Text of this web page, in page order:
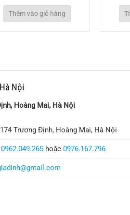
Thêm vào giỏ hàng
Nội
Hoàng Mai, Hà Nội
Trương Định, Hoàng Mai, Hà Nội
0962.049.265 hoặc 0976.167.796